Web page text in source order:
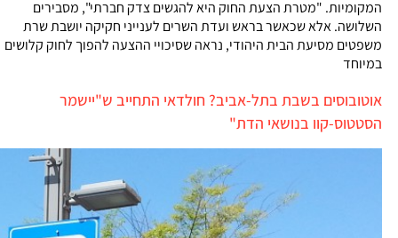
המקומיות. "מטרת הצעת החוק היא להגשים צדק חברתי", מסבירים
השלושה. אלא שכאשר בראש ועדת השרים לענייני חקיקה יושבת שרת
משפטים מסיעת הבית היהודי, נראה שסיכויי ההצעה להפוך לחוק קלושים
במיוחד
אוטובוסים בשבת בתל-אביב? חולדאי התחייב ש"יישמר
הסטטוס-קוו בנושאי הדת"